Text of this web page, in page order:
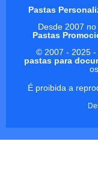
Pastas
Desde 2007
Pastas
© 2007 - 2025 -
pastas para
É proibida a